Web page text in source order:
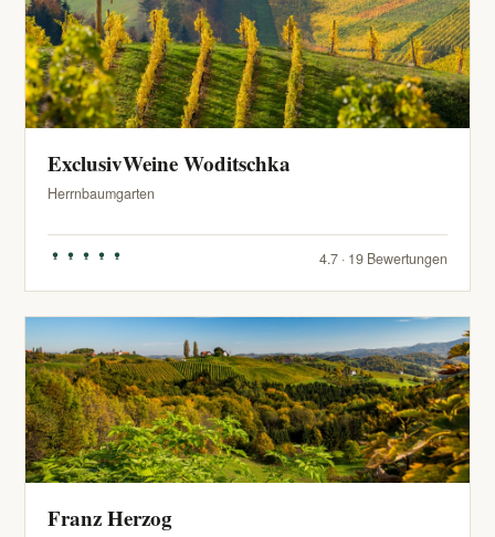
ExclusivWeine Woditschka
Herrnbaumgarten
4.7 · 19 Bewertungen
Franz Herzog